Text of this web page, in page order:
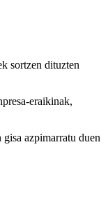
sortzen dituzten
eraikinak,
azpimarratu duen